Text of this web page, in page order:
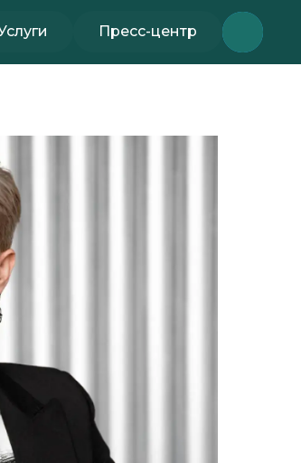
Пресс-центр